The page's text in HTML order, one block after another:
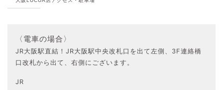
〈電車の場合〉
JR大阪駅直結！JR大阪駅中央改札口を出て左側、3F連絡橋
口改札から出て、右側にございます。
JR